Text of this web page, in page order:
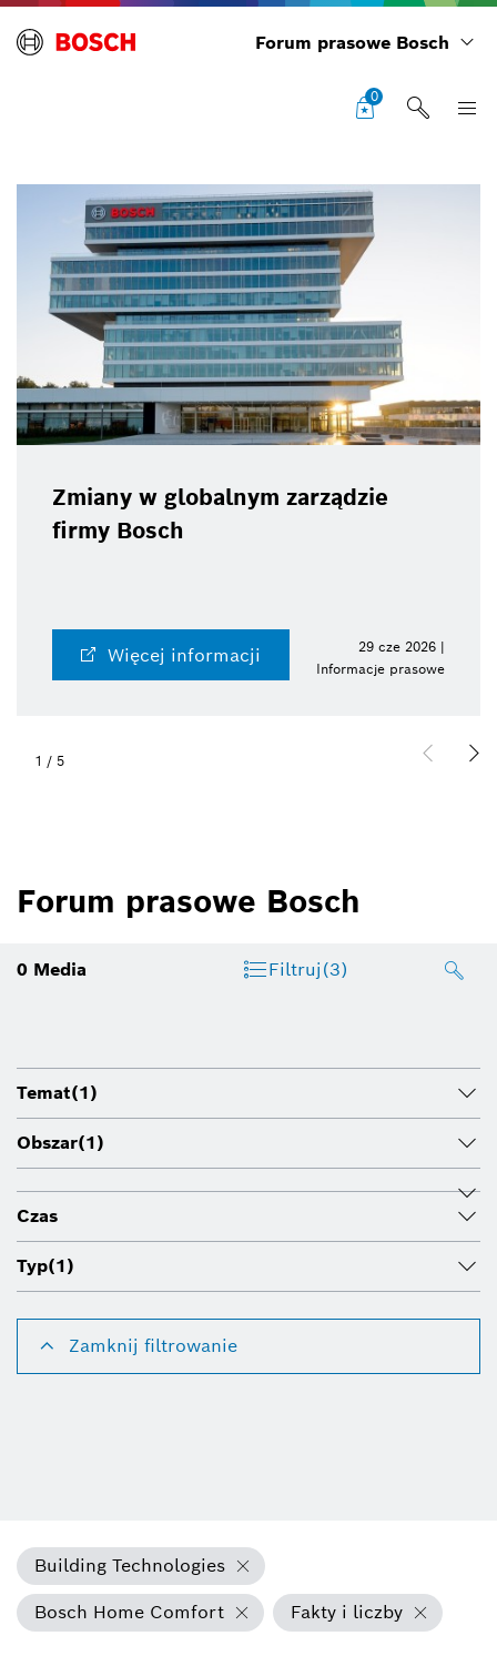
Forum prasowe Bosch
0
Zmiany w globalnym zarządzie
firmy Bosch
Więcej informacji
29 cze 2026 |
Informacje prasowe
1 / 5
Forum prasowe Bosch
0 Media Filtruj(3)
Temat(1)
Obszar(1)
Czas
Typ(1)
Zamknij filtrowanie
Building Technologies
Bosch Home Comfort
Fakty i liczby